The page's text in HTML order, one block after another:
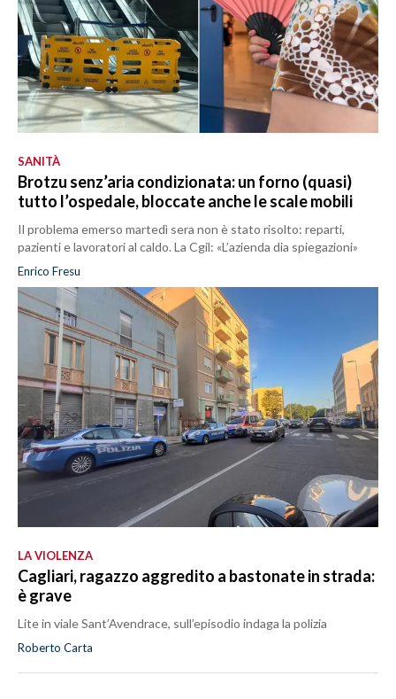
SANITÀ
Brotzu senz’aria condizionata: un forno (quasi)
tutto l’ospedale, bloccate anche le scale mobili
Il problema emerso martedì sera non è stato risolto: reparti,
pazienti e lavoratori al caldo. La Cgil: «L’azienda dia spiegazioni»
Enrico Fresu
LA VIOLENZA
Cagliari, ragazzo aggredito a bastonate in strada:
è grave
Lite in viale Sant’Avendrace, sull’episodio indaga la polizia
Roberto Carta